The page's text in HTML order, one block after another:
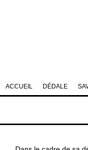
DÉDALE
ACCUEIL